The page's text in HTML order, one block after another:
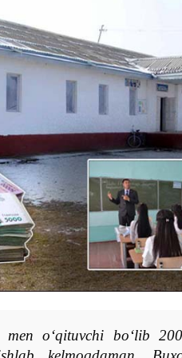
oʻqituvchi boʻlib